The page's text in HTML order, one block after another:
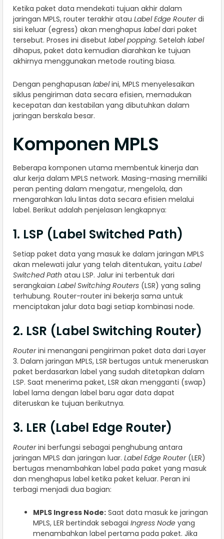
Ketika paket data mendekati tujuan akhir dalam
jaringan MPLS, router terakhir atau Label Edge Routerdi
sisi keluar (egress) akan menghapus labeldari paket
tersebut. Proses ini disebut label popping. Setelah label
dihapus, paket data kemudian diarahkan ke tujuan
akhirnya menggunakan metode routing biasa.
Dengan penghapusan labelini, MPLS menyelesaikan
siklus pengiriman data secara efisien, memadukan
kecepatan dan kestabilan yang dibutuhkan dalam
jaringan berskala besar.
Komponen MPLS
Beberapa komponen utama membentuk kinerja dan
alur kerja dalam MPLS network. Masing-masing memiliki
peran penting dalam mengatur, mengelola, dan
mengarahkan lalu lintas data secara efisien melalui
label. Berikut adalah penjelasan lengkapnya:
1. LSP (Label Switched Path)
Setiap paket data yang masuk ke dalam jaringan MPLS
akan melewati jalur yang telah ditentukan, yaitu Label
Switched Path atau LSP. Jalur ini terbentuk dari
serangkaian Label Switching Routers (LSR) yang saling
terhubung. Router-router ini bekerja sama untuk
menciptakan jalur data bagi setiap kombinasi node.
2. LSR (Label Switching Router)
Routerini menangani pengiriman paket data dari Layer
3. Dalam jaringan MPLS, LSR bertugas untuk meneruskan
paket berdasarkan label yang sudah ditetapkan dalam
LSP. Saat menerima paket, LSR akan mengganti (swap)
label lama dengan label baru agar data dapat
diteruskan ke tujuan berikutnya.
3. LER (Label Edge Router)
Routerini berfungsi sebagai penghubung antara
jaringan MPLS dan jaringan luar. Label Edge Router(LER)
bertugas menambahkan label pada paket yang masuk
dan menghapus label ketika paket keluar. Peran ini
terbagi menjadi dua bagian:
MPLS Ingress Node: Saat data masuk ke jaringan
MPLS, LER bertindak sebagai Ingress Node yang
menambahkan label pertama pada paket. Jika